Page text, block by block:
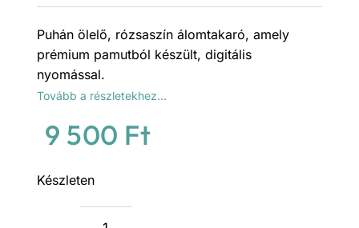
Puhán ölelő, rózsaszín álomtakaró, amely
prémium pamutból készült, digitális
nyomással.
Tovább a részletekhez…
9 500 Ft
Készleten